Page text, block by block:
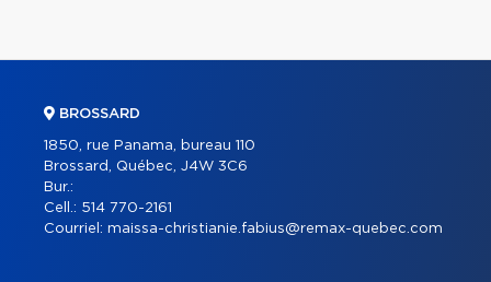
BROSSARD
1850, rue Panama, bureau 110
Brossard, Québec, J4W 3C6
Bur.:
Cell.: 514 770-2161
Courriel: maissa-christianie.fabius@remax-quebec.com